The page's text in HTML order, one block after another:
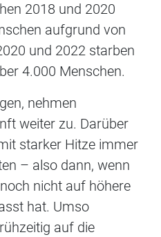
2018 und 2020
aufgrund von
und 2022 starben
4.000 Menschen.
nehmen
weiter zu. Darüber
starker Hitze immer
– also dann, wenn
nicht auf höhere
hat. Umso
auf die